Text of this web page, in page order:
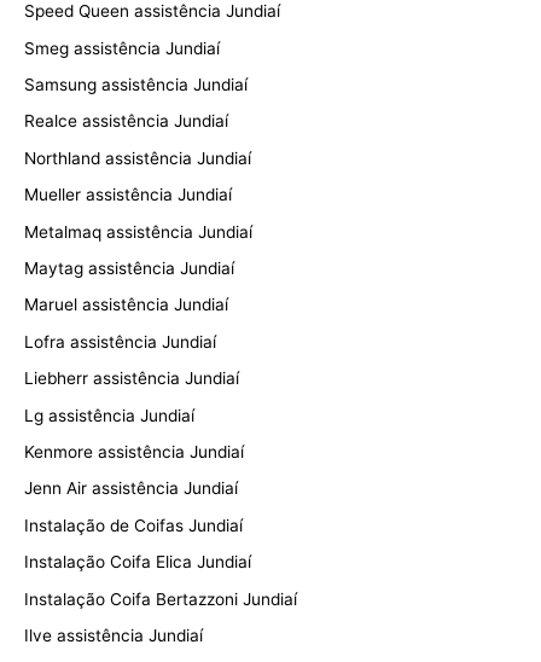
Speed Queen assistência Jundiaí
Smeg assistência Jundiaí
Samsung assistência Jundiaí
Realce assistência Jundiaí
Northland assistência Jundiaí
Mueller assistência Jundiaí
Metalmaq assistência Jundiaí
Maytag assistência Jundiaí
Maruel assistência Jundiaí
Lofra assistência Jundiaí
Liebherr assistência Jundiaí
Lg assistência Jundiaí
Kenmore assistência Jundiaí
Jenn Air assistência Jundiaí
Instalação de Coifas Jundiaí
Instalação Coifa Elica Jundiaí
Instalação Coifa Bertazzoni Jundiaí
Ilve assistência Jundiaí